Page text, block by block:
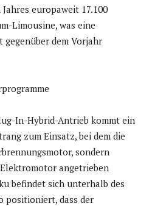
europaweit 17.100
Limousine, was eine
gegenüber dem Vorjahr
In-Hybrid-Antrieb kommt ein
zum Einsatz, bei dem die
sondern
angetrieben
befindet sich unterhalb des
positioniert, dass der